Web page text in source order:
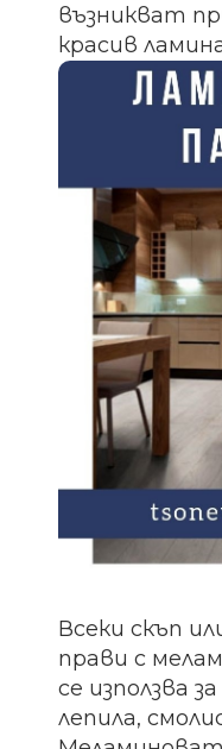
възникват
красив
Всеки скъп
прави с
се използва
лепила,